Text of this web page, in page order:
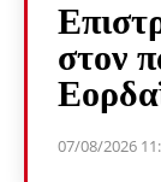
στον
07/08/2026